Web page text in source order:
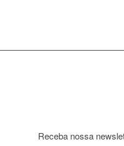
Receba nossa